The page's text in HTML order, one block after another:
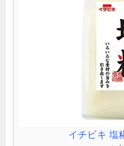
イチビキ 塩